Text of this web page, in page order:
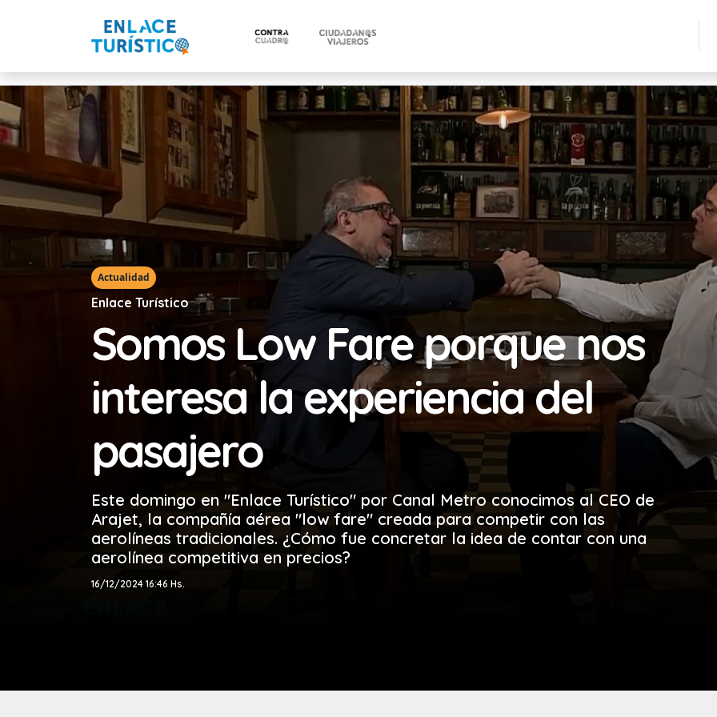
Actualidad
Enlace Turístico
Somos Low Fare porque nos
interesa la experiencia del
pasajero
Este domingo en "Enlace Turístico" por Canal Metro conocimos al CEO de
Arajet, la compañía aérea "low fare" creada para competir con las
aerolíneas tradicionales. ¿Cómo fue concretar la idea de contar con una
aerolínea competitiva en precios?
16/12/2024 16:46 Hs.